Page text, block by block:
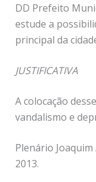
DD Prefeito
estude a
principal da
JUSTIFICATIVA
A colocação
vandalismo e
Plenário
2013.